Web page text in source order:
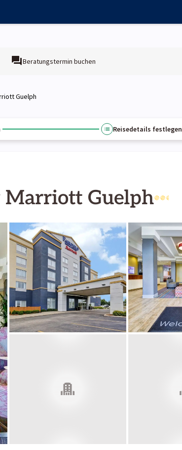
Beratungstermin buchen
Guelph
Reisedetails festlegen
Marriott Guelph